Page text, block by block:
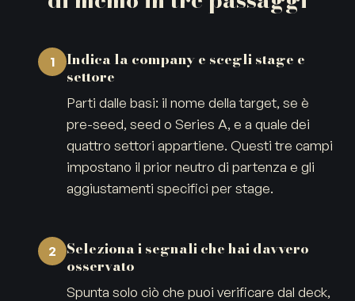
1
Indica la company e scegli stage e
settore
Parti dalle basi: il nome della target, se è
pre-seed, seed o Series A, e a quale dei
quattro settori appartiene. Questi tre campi
impostano il prior neutro di partenza e gli
aggiustamenti specifici per stage.
2
Seleziona i segnali che hai davvero
osservato
Spunta solo ciò che puoi verificare dal deck,